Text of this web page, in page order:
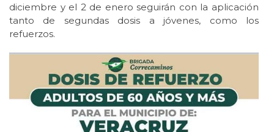
diciembre y el 2 de enero seguirán con la aplicación
tanto de segundas dosis a jóvenes, como los
refuerzos.